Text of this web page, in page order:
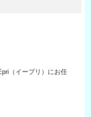
（イープリ）にお任